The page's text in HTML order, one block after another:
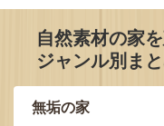
自然素材の家
ジャンル別ま
無垢の家